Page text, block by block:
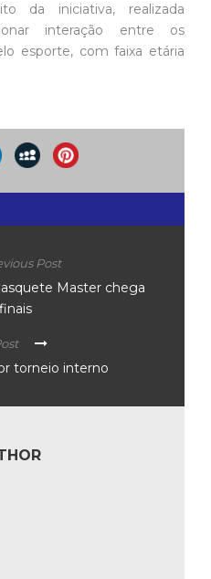
da iniciativa, realizada
interação entre os
esporte, com faixa etária
Post
Master chega
torneio interno